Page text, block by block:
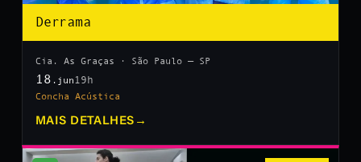
Derrama
Cia. As Graças · São Paulo — SP
18 .jun 19h
Concha Acústica
MAIS DETALHES →